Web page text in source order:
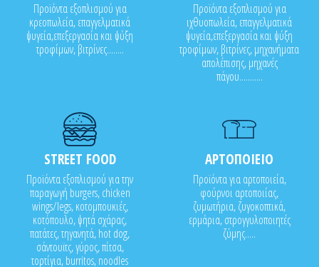
Προϊόντα εξοπλισμού για
κρεοπωλεία, επαγγελματικά
ψυγεία,επεξεργασία και ψύξη
τροφίμων, βιτρίνες........
Προϊόντα εξοπλισμού για
ιχθυοπωλεία, επαγγελματικά
ψυγεία,επεξεργασία και ψύξη
τροφίμων, βιτρίνες, μηχανήματα
απολέπισης, μηχανές
πάγου...........
STREET FOOD
Προϊόντα εξοπλισμού για την
παραγωγή burgers, chicken
wings/legs, κοτομπουκιές,
κοτόπουλο, ψητά σχάρας,
πατάτες, τηγανητά, hot dog,
σάντουϊτς, γύρος, πίτσα,
τορτίγια, burritos, noodles
ΑΡΤΟΠΟΙΕΙΟ
Προϊόντα για αρτοποιεία,
φούρνοι αρτοποιίας,
ζυμωτήρια, ζυγοκοπτικά,
ερμάρια, στρογγυλοποιητές
ζύμης.....